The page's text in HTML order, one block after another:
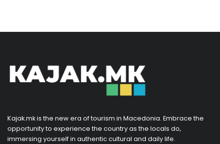
Kajak.mk is the new era of tourism in Macedonia. Embrace the
opportunity to experience the country as the locals do,
immersing yourself in authentic cultural and daily life.